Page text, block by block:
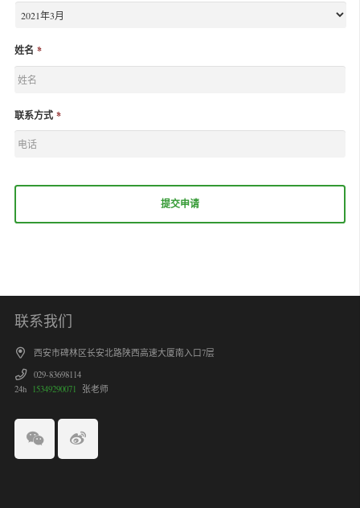
姓名 *
联系方式 *
联系我们
西安市碑林区长安北路陕西高速大厦南入口7层
029-83698114
24h
15349290071 张老师